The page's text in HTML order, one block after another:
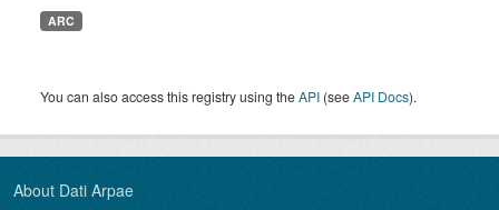
ARC
You can also access this registry using theAPI (seeAPI Docs).
About Dati Arpae